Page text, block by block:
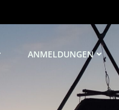
ANMELDUNGEN